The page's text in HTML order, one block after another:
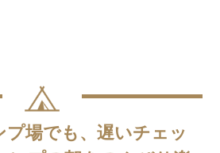
場でも、遅いチェッ